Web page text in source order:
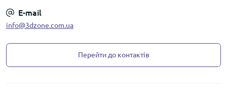
E-mail
info@3dzone.com.ua
Перейти до контактів